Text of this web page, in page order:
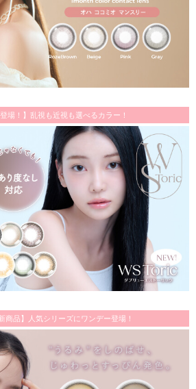
登場！】乱視も近視も選べるカラー！
商品】人気シリーズにワンデー登場！